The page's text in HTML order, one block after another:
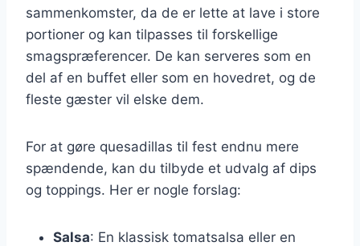
sammenkomster, da de er lette at lave i store
portioner og kan tilpasses til forskellige
smagspræferencer. De kan serveres som en
del af en buffet eller som en hovedret, og de
fleste gæster vil elske dem.
For at gøre quesadillas til fest endnu mere
spændende, kan du tilbyde et udvalg af dips
og toppings. Her er nogle forslag:
Salsa: En klassisk tomatsalsa eller en